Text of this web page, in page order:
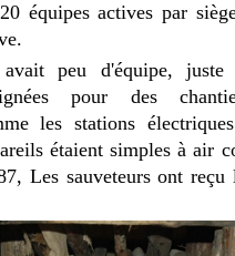
équipes actives par
peu d'équipe, juste
pour des
les stations
étaient simples à air
Les sauveteurs ont reçu